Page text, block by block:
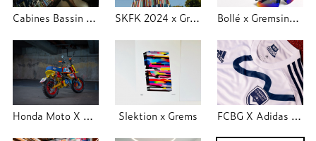
Cabines Bassin d'Hiver Molitor SKFK 2024 x Grems Industry Bollé x Gremsindustry
Honda Moto X Grems Industry Slektion x Grems FCBG X Adidas X Grems